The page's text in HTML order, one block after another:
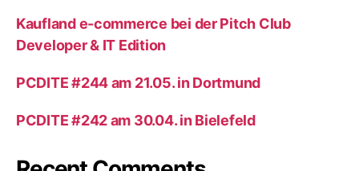
Kaufland e-commerce bei der Pitch Club
Developer & IT Edition
PCDITE #244 am 21.05. in Dortmund
PCDITE #242 am 30.04. in Bielefeld